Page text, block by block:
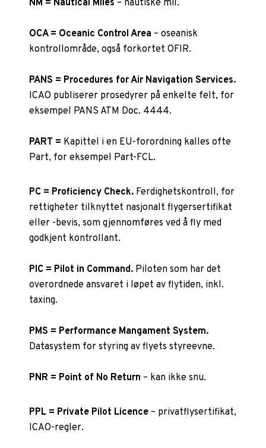
NM = Nautical Miles – nautiske mil.
OCA = Oceanic Control Area – oseanisk
kontrollområde, også forkortet OFIR.
PANS = Procedures for Air Navigation Services.
ICAO publiserer prosedyrer på enkelte felt, for
eksempel PANS ATM Doc. 4444.
PART = Kapittel i en EU-forordning kalles ofte
Part, for eksempel Part-FCL.
PC = Proficiency Check. Ferdighetskontroll, for
rettigheter tilknyttet nasjonalt flygersertifikat
eller -bevis, som gjennomføres ved å fly med
godkjent kontrollant.
PIC = Pilot in Command. Piloten som har det
overordnede ansvaret i løpet av flytiden, inkl.
taxing.
PMS = Performance Mangament System.
Datasystem for styring av flyets styreevne.
PNR = Point of No Return – kan ikke snu.
PPL = Private Pilot Licence – privatflysertifikat,
ICAO-regler.